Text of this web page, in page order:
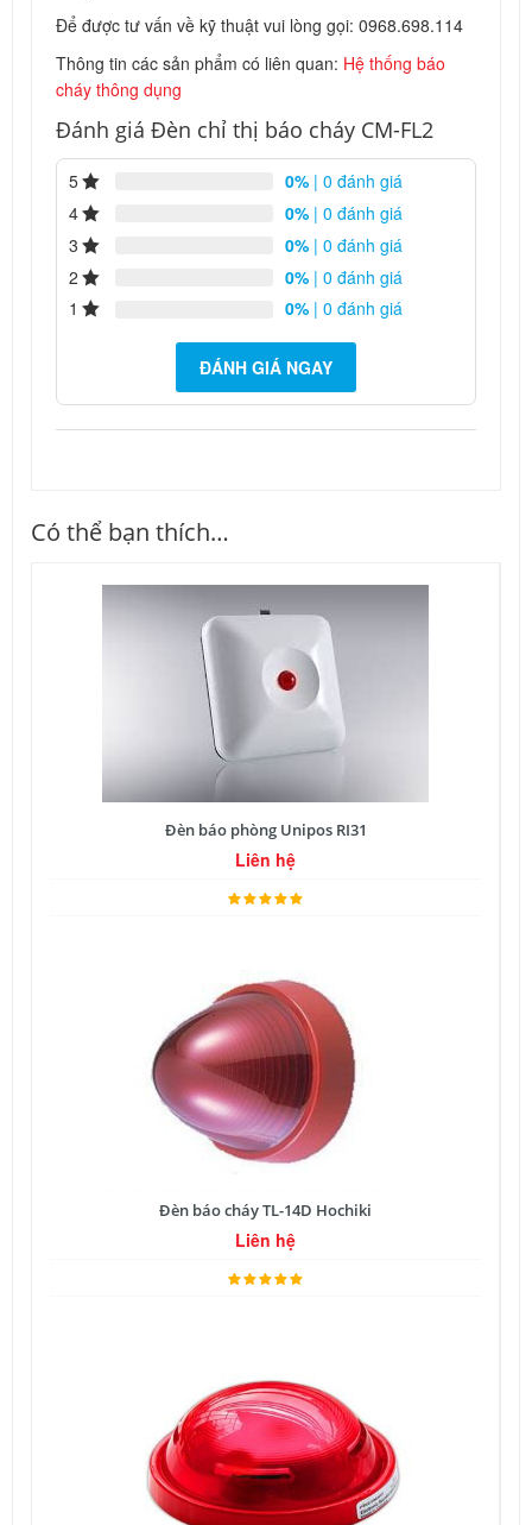
Để được tư vấn về kỹ thuật vui lòng gọi: 0968.698.114
Thông tin các sản phẩm có liên quan: Hệ thống báo
cháy thông dụng
Đánh giá Đèn chỉ thị báo cháy CM-FL2
5 0% | 0 đánh giá
4
0% | 0 đánh giá
3
0% | 0 đánh giá
2
0% | 0 đánh giá
1
0% | 0 đánh giá
ĐÁNH GIÁ NGAY
Có thể bạn thích…
Đèn báo phòng Unipos RI31
Liên hệ
Đèn báo cháy TL-14D Hochiki
Liên hệ